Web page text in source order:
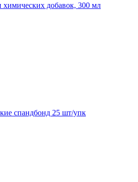
химических добавок, 300 мл
спандбонд 25 шт/упк